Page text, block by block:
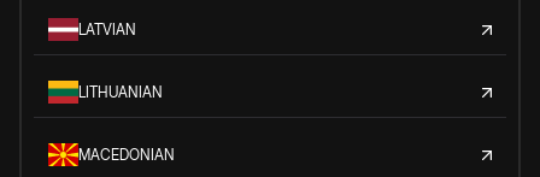
LATVIAN
LITHUANIAN
MACEDONIAN